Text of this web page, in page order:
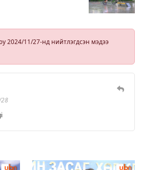
2024/11/27-нд нийтлэгдсэн мэдээ